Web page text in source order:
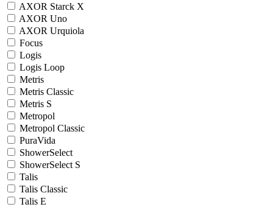
AXOR Starck X
AXOR Uno
AXOR Urquiola
Focus
Logis
Logis Loop
Metris
Metris Classic
Metris S
Metropol
Metropol Classic
PuraVida
ShowerSelect
ShowerSelect S
Talis
Talis Classic
Talis E